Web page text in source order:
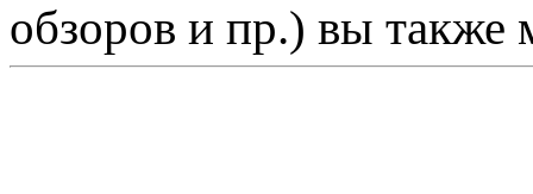
обзоров и пр.) вы также